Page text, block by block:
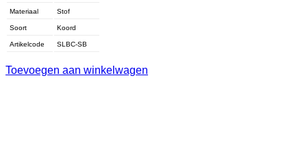
Materiaal Stof
Soort Koord
Artikelcode SLBC-SB
Toevoegen aan winkelwagen